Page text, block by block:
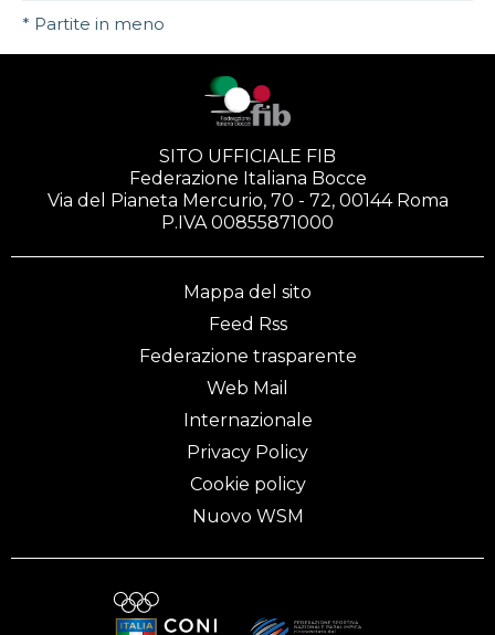
* Partite in meno
SITO UFFICIALE FIB
Federazione Italiana Bocce
Via del Pianeta Mercurio, 70 - 72, 00144 Roma
P.IVA 00855871000
Mappa del sito
Feed Rss
Federazione trasparente
Web Mail
Internazionale
Privacy Policy
Cookie policy
Nuovo WSM